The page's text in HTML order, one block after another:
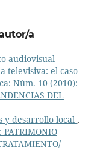
a
audiovisual
televisiva: el caso
Núm. 10 (2010):
DEL
y desarrollo local ,